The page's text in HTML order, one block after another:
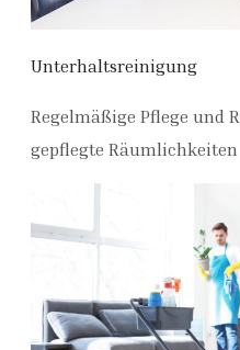
Unterhaltsreinigung
Regelmäßige Pflege und
gepflegte Räumlichkeiten